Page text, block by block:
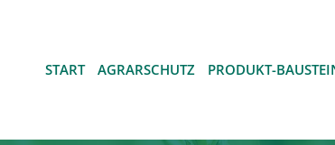
START AGRARSCHUTZ PRODUKT-